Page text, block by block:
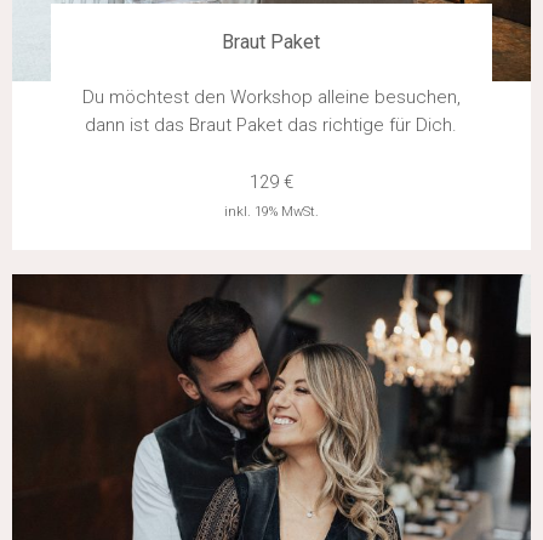
Braut Paket
Du möchtest den Workshop alleine besuchen,
dann ist das Braut Paket das richtige für Dich.
129 €
inkl. 19% MwSt.